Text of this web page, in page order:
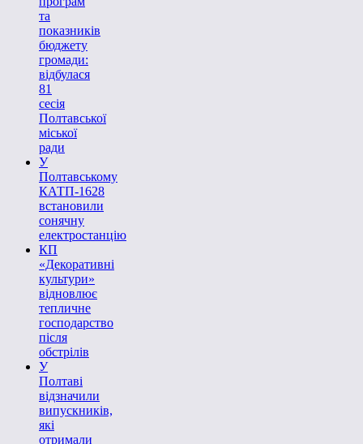
та
показників
бюджету
громади:
відбулася
81
сесія
Полтавської
міської
ради
У
Полтавському
КАТП-1628
встановили
сонячну
електростанцію
КП
«Декоративні
культури»
відновлює
тепличне
господарство
після
обстрілів
У
Полтаві
відзначили
випускників,
які
отримали